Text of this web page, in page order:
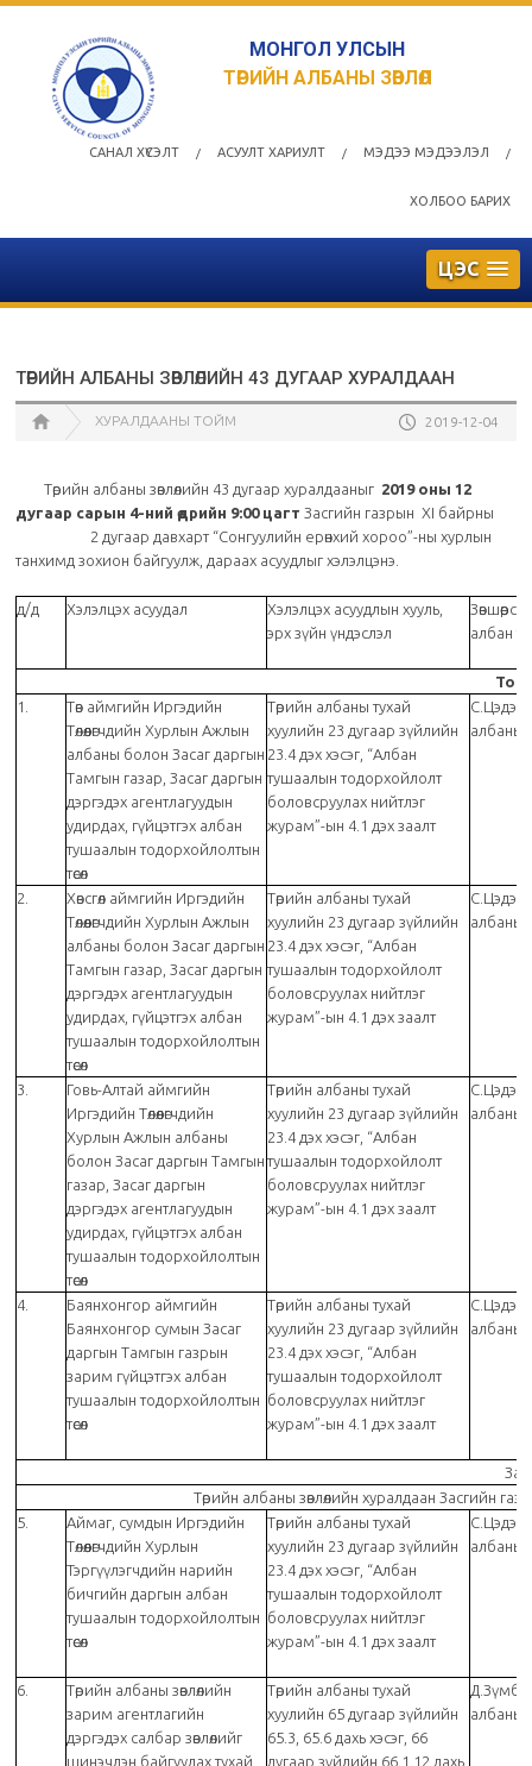
МОНГОЛ УЛСЫН
ТӨРИЙН АЛБАНЫ ЗӨВЛӨЛ
САНАЛ ХҮСЭЛТ / АСУУЛТ ХАРИУЛТ / МЭДЭЭ МЭДЭЭЛЭЛ /
ХОЛБОО БАРИХ
ЦЭС
ТӨРИЙН АЛБАНЫ ЗӨВЛӨЛИЙН 43 ДУГААР ХУРАЛДААН
ХУРАЛДААНЫ ТОЙМ 2019-12-04
Төрийн албаны зөвлөлийн 43 дугаар хуралдааныг 2019 оны 12
дугаар сарын 4-ний өдрийн 9:00 цагт Засгийн газрын XI байрны
2 дугаар давхарт “Сонгуулийн ерөнхий хороо”-ны хурлын
танхимд зохион байгуулж, дараах асуудлыг хэлэлцэнэ.
д/д Хэлэлцэх асуудал
Хэлэлцэх асуудлын хууль,
эрх зүйн үндэслэл
Зөвшөөрсөн
албан
1.
Төв аймгийн Иргэдийн
Төлөөлөгчдийн Хурлын Ажлын
албаны болон Засаг даргын
Тамгын газар, Засаг даргын
дэргэдэх агентлагуудын
удирдах, гүйцэтгэх албан
тушаалын тодорхойлолтын
төсөл
Төрийн албаны тухай
хуулийн 23 дугаар зүйлийн
23.4 дэх хэсэг, “Албан
тушаалын тодорхойлолт
боловсруулах нийтлэг
журам”-ын 4.1 дэх заалт
албаны
2.
Хөвсгөл аймгийн Иргэдийн
Төлөөлөгчдийн Хурлын Ажлын
албаны болон Засаг даргын
Тамгын газар, Засаг даргын
дэргэдэх агентлагуудын
удирдах, гүйцэтгэх албан
тушаалын тодорхойлолтын
төсөл
Төрийн албаны тухай
хуулийн 23 дугаар зүйлийн
23.4 дэх хэсэг, “Албан
тушаалын тодорхойлолт
боловсруулах нийтлэг
журам”-ын 4.1 дэх заалт
албаны
3.
Говь-Алтай аймгийн
Иргэдийн Төлөөлөгчдийн
Хурлын Ажлын албаны
болон Засаг даргын Тамгын
газар, Засаг даргын
дэргэдэх агентлагуудын
удирдах, гүйцэтгэх албан
тушаалын тодорхойлолтын
төсөл
Төрийн албаны тухай
хуулийн 23 дугаар зүйлийн
23.4 дэх хэсэг, “Албан
тушаалын тодорхойлолт
боловсруулах нийтлэг
журам”-ын 4.1 дэх заалт
албаны
4.
Баянхонгор аймгийн
Баянхонгор сумын Засаг
даргын Тамгын газрын
зарим гүйцэтгэх албан
тушаалын тодорхойлолтын
төсөл
Төрийн албаны тухай
хуулийн 23 дугаар зүйлийн
23.4 дэх хэсэг, “Албан
тушаалын тодорхойлолт
боловсруулах нийтлэг
журам”-ын 4.1 дэх заалт
албаны
Төрийн албаны зөвлөлийн хуралдаан Засгийн
5.
Аймаг, сумдын Иргэдийн
Төлөөлөгчдийн Хурлын
Тэргүүлэгчдийн нарийн
бичгийн даргын албан
тушаалын тодорхойлолтын
төсөл
Төрийн албаны тухай
хуулийн 23 дугаар зүйлийн
23.4 дэх хэсэг, “Албан
тушаалын тодорхойлолт
боловсруулах нийтлэг
журам”-ын 4.1 дэх заалт
албаны
6.
Төрийн албаны зөвлөлийн
зарим агентлагийн
дэргэдэх салбар зөвлөлийг
шинэчлэн байгуулах тухай
Төрийн албаны тухай
хуулийн 65 дугаар зүйлийн
65.3, 65.6 дахь хэсэг, 66
дугаар зүйлийн 66.1.12 дахь
албаны